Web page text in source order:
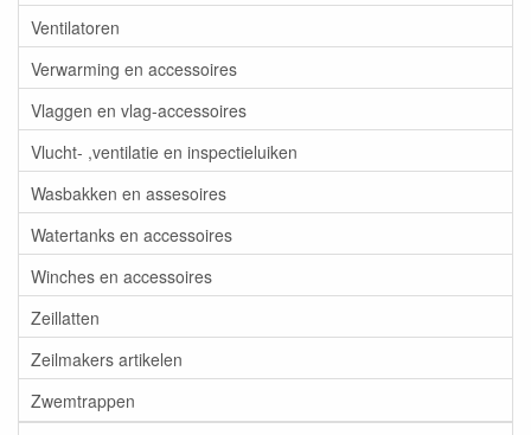
Ventilatoren
Verwarming en accessoires
Vlaggen en vlag-accessoires
Vlucht- ,ventilatie en inspectieluiken
Wasbakken en assesoires
Watertanks en accessoires
Winches en accessoires
Zeillatten
Zeilmakers artikelen
Zwemtrappen